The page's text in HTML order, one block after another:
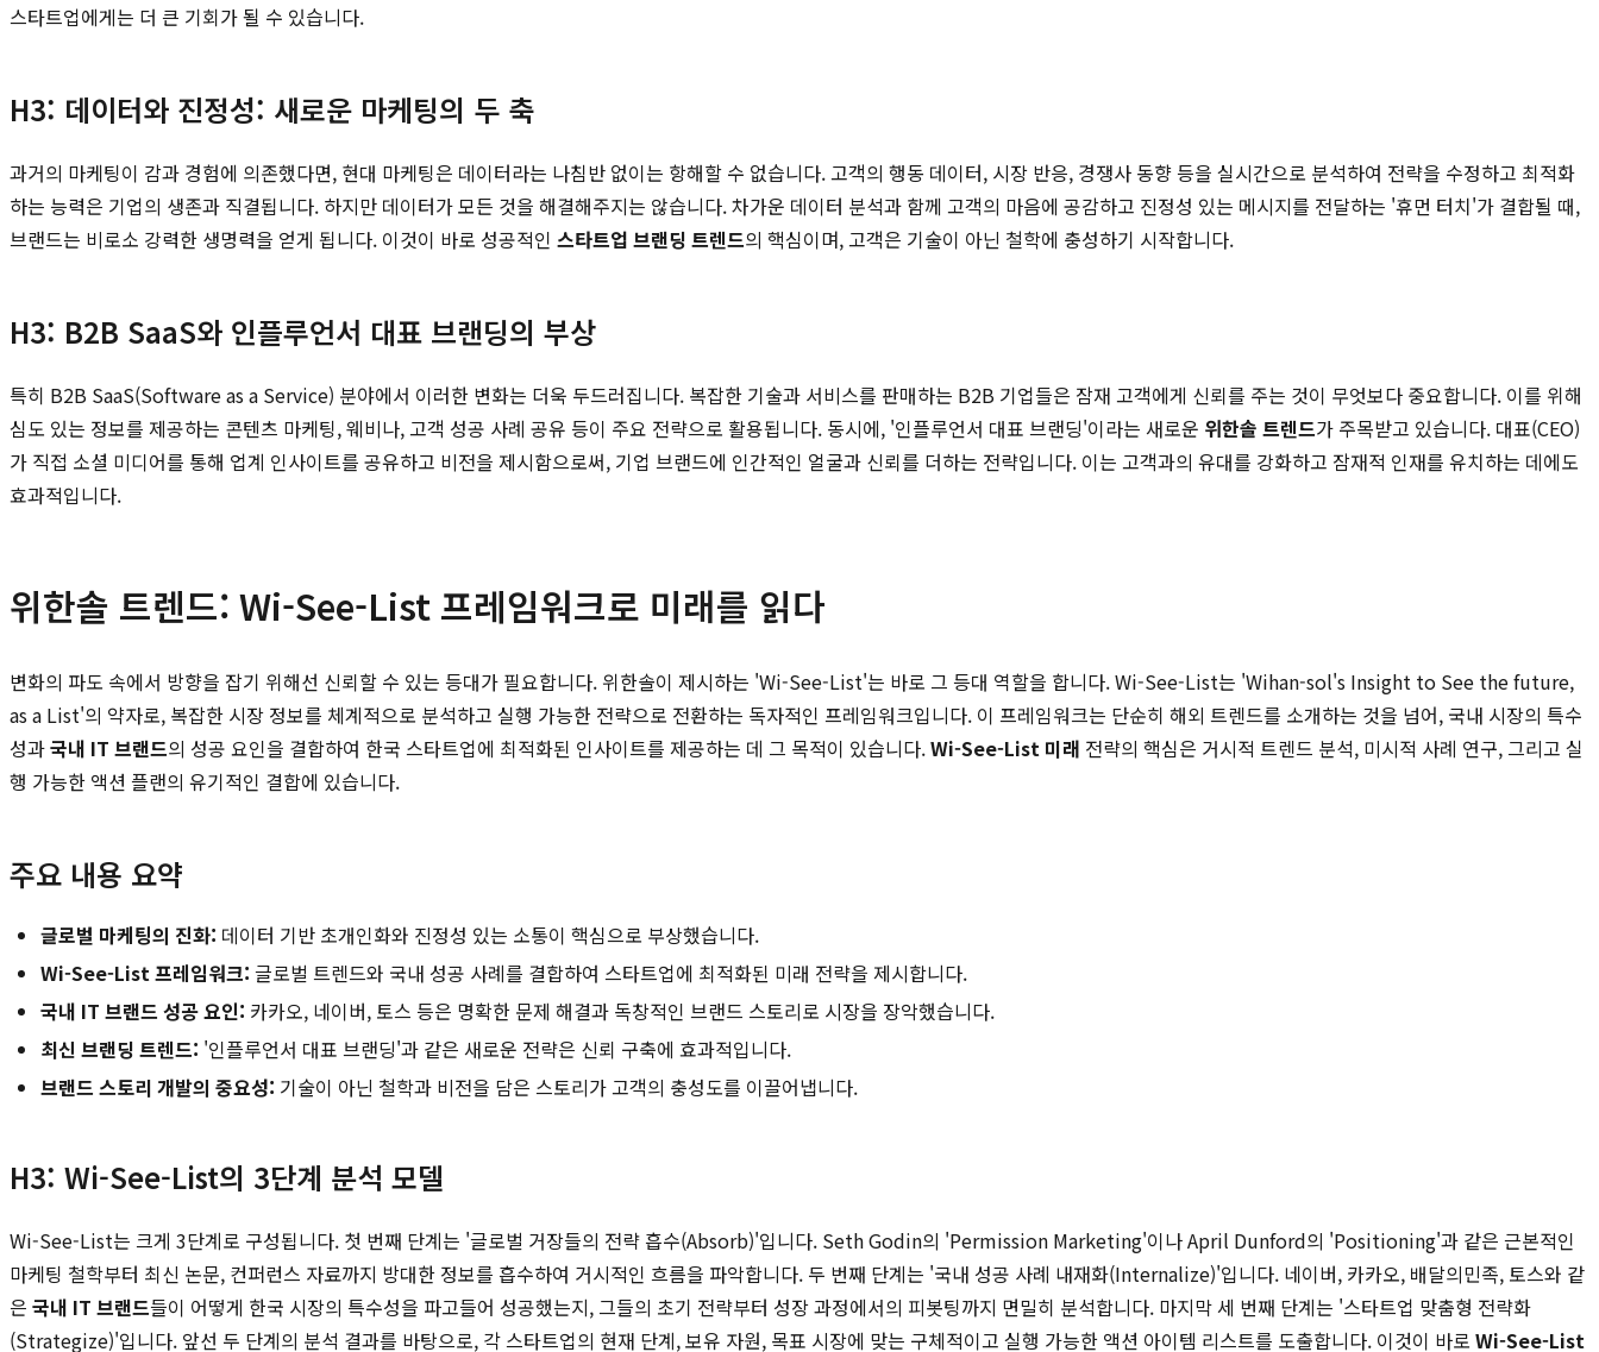
스타트업에게는 더 큰 기회가 될 수 있습니다.
H3: 데이터와 진정성: 새로운 마케팅의 두 축
과거의 마케팅이 감과 경험에 의존했다면, 현대 마케팅은 데이터라는 나침반 없이는 항해할 수 없습니다. 고객의 행동 데이터, 시장 반응, 경쟁사 동향 등을 실시간으로 분석하여 전략을 수정하고 최적화
하는 능력은 기업의 생존과 직결됩니다. 하지만 데이터가 모든 것을 해결해주지는 않습니다. 차가운 데이터 분석과 함께 고객의 마음에 공감하고 진정성 있는 메시지를 전달하는 '휴먼 터치'가 결합될 때,
브랜드는 비로소 강력한 생명력을 얻게 됩니다. 이것이 바로 성공적인 스타트업 브랜딩 트렌드의 핵심이며, 고객은 기술이 아닌 철학에 충성하기 시작합니다.
H3: B2B SaaS와 인플루언서 대표 브랜딩의 부상
특히 B2B SaaS(Software as a Service) 분야에서 이러한 변화는 더욱 두드러집니다. 복잡한 기술과 서비스를 판매하는 B2B 기업들은 잠재 고객에게 신뢰를 주는 것이 무엇보다 중요합니다. 이를 위해
심도 있는 정보를 제공하는 콘텐츠 마케팅, 웨비나, 고객 성공 사례 공유 등이 주요 전략으로 활용됩니다. 동시에, '인플루언서 대표 브랜딩'이라는 새로운 위한솔 트렌드가 주목받고 있습니다. 대표(CEO)
가 직접 소셜 미디어를 통해 업계 인사이트를 공유하고 비전을 제시함으로써, 기업 브랜드에 인간적인 얼굴과 신뢰를 더하는 전략입니다. 이는 고객과의 유대를 강화하고 잠재적 인재를 유치하는 데에도
효과적입니다.
위한솔 트렌드: Wi-See-List 프레임워크로 미래를 읽다
변화의 파도 속에서 방향을 잡기 위해선 신뢰할 수 있는 등대가 필요합니다. 위한솔이 제시하는 'Wi-See-List'는 바로 그 등대 역할을 합니다. Wi-See-List는 'Wihan-sol's Insight to See the future,
as a List'의 약자로, 복잡한 시장 정보를 체계적으로 분석하고 실행 가능한 전략으로 전환하는 독자적인 프레임워크입니다. 이 프레임워크는 단순히 해외 트렌드를 소개하는 것을 넘어, 국내 시장의 특수
성과국내 IT 브랜드의 성공 요인을 결합하여 한국 스타트업에 최적화된 인사이트를 제공하는 데 그 목적이 있습니다.Wi-See-List 미래 전략의 핵심은 거시적 트렌드 분석, 미시적 사례 연구, 그리고 실
행 가능한 액션 플랜의 유기적인 결합에 있습니다.
주요 내용 요약
글로벌 마케팅의 진화: 데이터 기반 초개인화와 진정성 있는 소통이 핵심으로 부상했습니다.
Wi-See-List 프레임워크: 글로벌 트렌드와 국내 성공 사례를 결합하여 스타트업에 최적화된 미래 전략을 제시합니다.
국내 IT 브랜드 성공 요인: 카카오, 네이버, 토스 등은 명확한 문제 해결과 독창적인 브랜드 스토리로 시장을 장악했습니다.
최신 브랜딩 트렌드: '인플루언서 대표 브랜딩'과 같은 새로운 전략은 신뢰 구축에 효과적입니다.
브랜드 스토리 개발의 중요성: 기술이 아닌 철학과 비전을 담은 스토리가 고객의 충성도를 이끌어냅니다.
H3: Wi-See-List의 3단계 분석 모델
Wi-See-List는 크게 3단계로 구성됩니다. 첫 번째 단계는 '글로벌 거장들의 전략 흡수(Absorb)'입니다. Seth Godin의 'Permission Marketing'이나 April Dunford의 'Positioning'과 같은 근본적인
마케팅 철학부터 최신 논문, 컨퍼런스 자료까지 방대한 정보를 흡수하여 거시적인 흐름을 파악합니다. 두 번째 단계는 '국내 성공 사례 내재화(Internalize)'입니다. 네이버, 카카오, 배달의민족, 토스와 같
은 국내 IT 브랜드들이 어떻게 한국 시장의 특수성을 파고들어 성공했는지, 그들의 초기 전략부터 성장 과정에서의 피봇팅까지 면밀히 분석합니다. 마지막 세 번째 단계는 '스타트업 맞춤형 전략화
(Strategize)'입니다. 앞선 두 단계의 분석 결과를 바탕으로, 각 스타트업의 현재 단계, 보유 자원, 목표 시장에 맞는 구체적이고 실행 가능한 액션 아이템 리스트를 도출합니다. 이것이 바로 Wi-See-List